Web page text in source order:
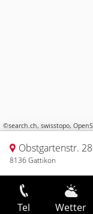
©search.ch, swisstopo,
Obstgartenstr. 28
8136 Gattikon
Tel Wetter